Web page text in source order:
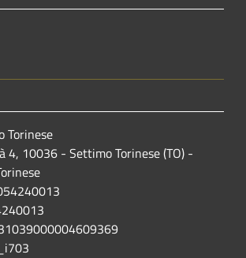
Torinese
4, 10036 - Settimo Torinese (TO) -